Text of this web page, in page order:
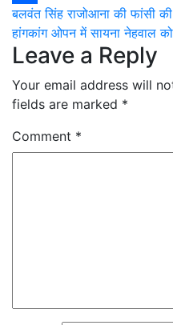
Share
Post
navigation
बलवंत सिंह राजोआना की फांसी
हांगकांग ओपन में सायना नेहवाल
Leave a Reply
Your email address will
fields are marked *
Comment *